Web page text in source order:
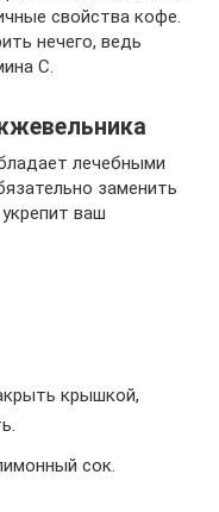
свойства кофе.
нечего, ведь
С.
лечебными
заменить
ваш
крышкой,
сок.